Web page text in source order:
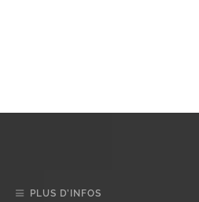
PLUS D’INFOS